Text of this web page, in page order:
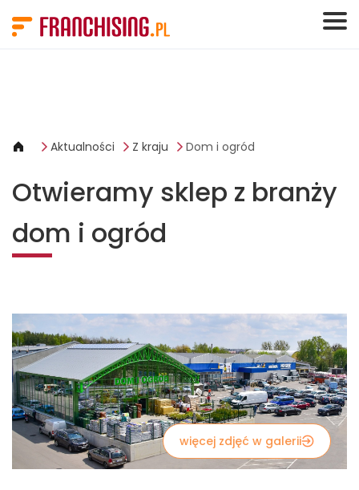
Aktualności Z kraju Dom i ogród
Otwieramy sklep z branży
dom i ogród
więcej zdjęć w galerii